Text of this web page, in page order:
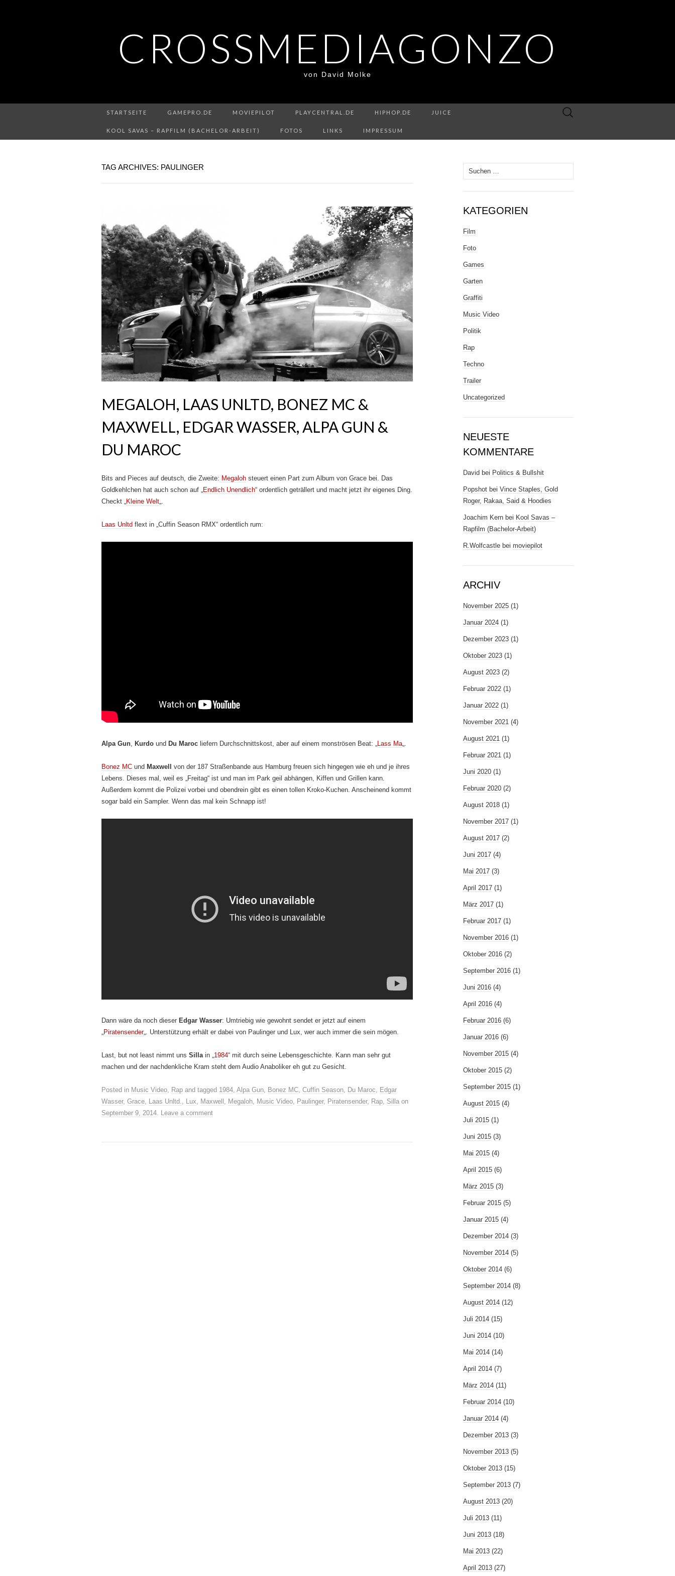
CROSSMEDIAGONZO
von David Molke
STARTSEITE GAMEPRO.DE MOVIEPILOT PLAYCENTRAL.DE HIPHOP.DE JUICE
KOOL SAVAS – RAPFILM (BACHELOR-ARBEIT) FOTOS LINKS IMPRESSUM
Suche
TAG ARCHIVES: PAULINGER
MEGALOH, LAAS UNLTD, BONEZ MC &
MAXWELL, EDGAR WASSER, ALPA GUN &
DU MAROC
Bits and Pieces auf deutsch, die Zweite: Megaloh steuert einen Part zum Album von Grace bei. Das
Goldkehlchen hat auch schon auf „Endlich Unendlich“ ordentlich geträllert und macht jetzt ihr eigenes Ding.
Checkt „Kleine Welt„.
Laas Unltd flext in „Cuffin Season RMX“ ordentlich rum:
Alpa Gun, Kurdo und Du Maroc liefern Durchschnittskost, aber auf einem monströsen Beat: „Lass Ma„.
Bonez MC und Maxwell
von der 187 Straßenbande aus Hamburg freuen sich hingegen wie eh und je ihres
Lebens. Dieses mal, weil es „Freitag“ ist und man im Park geil abhängen, Kiffen und Grillen kann.
Außerdem kommt die Polizei vorbei und obendrein gibt es einen tollen Kroko-Kuchen. Anscheinend kommt
sogar bald ein Sampler. Wenn das mal kein Schnapp ist!
Dann wäre da noch dieser Edgar Wasser: Umtriebig wie gewohnt sendet er jetzt auf einem
„Piratensender„. Unterstützung erhält er dabei von Paulinger und Lux, wer auch immer die sein mögen.
Last, but not least nimmt uns Sillain „1984“ mit durch seine Lebensgeschichte. Kann man sehr gut
machen und der nachdenkliche Kram steht dem Audio Anaboliker eh gut zu Gesicht.
Posted in Music Video, Rap and tagged 1984, Alpa Gun, Bonez MC, Cuffin Season, Du Maroc, Edgar
Wasser, Grace, Laas Unltd., Lux, Maxwell , Megaloh, Music Video, Paulinger, Piratensender, Rap, Silla on
September 9, 2014. Leave a comment
Suche
nach:
KATEGORIEN
Film
Foto
Games
Garten
Graffiti
Music Video
Politik
Rap
Techno
Trailer
Uncategorized
NEUESTE
KOMMENTARE
David bei Politics & Bullshit
Popshot bei Vince Staples, Gold
Roger, Rakaa, Said & Hoodies
Joachim Kern bei Kool Savas –
Rapfilm (Bachelor-Arbeit)
R.Wolfcastle bei moviepilot
ARCHIV
November 2025 (1)
Januar 2024 (1)
Dezember 2023 (1)
Oktober 2023 (1)
August 2023 (2)
Februar 2022 (1)
Januar 2022 (1)
November 2021 (4)
August 2021 (1)
Februar 2021 (1)
Juni 2020 (1)
Februar 2020 (2)
August 2018 (1)
November 2017 (1)
August 2017 (2)
Juni 2017 (4)
Mai 2017 (3)
April 2017 (1)
März 2017 (1)
Februar 2017 (1)
November 2016 (1)
Oktober 2016 (2)
September 2016 (1)
Juni 2016 (4)
April 2016 (4)
Februar 2016 (6)
Januar 2016 (6)
November 2015 (4)
Oktober 2015 (2)
September 2015 (1)
August 2015 (4)
Juli 2015 (1)
Juni 2015 (3)
Mai 2015 (4)
April 2015 (6)
März 2015 (3)
Februar 2015 (5)
Januar 2015 (4)
Dezember 2014 (3)
November 2014 (5)
Oktober 2014 (6)
September 2014 (8)
August 2014 (12)
Juli 2014 (15)
Juni 2014 (10)
Mai 2014 (14)
April 2014 (7)
März 2014 (11)
Februar 2014 (10)
Januar 2014 (4)
Dezember 2013 (3)
November 2013 (5)
Oktober 2013 (15)
September 2013 (7)
August 2013 (20)
Juli 2013 (11)
Juni 2013 (18)
Mai 2013 (22)
April 2013 (27)